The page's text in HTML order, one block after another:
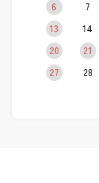
6
7
13
14
20
21
27
28